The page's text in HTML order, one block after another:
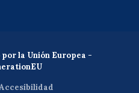
la Unión Europea -